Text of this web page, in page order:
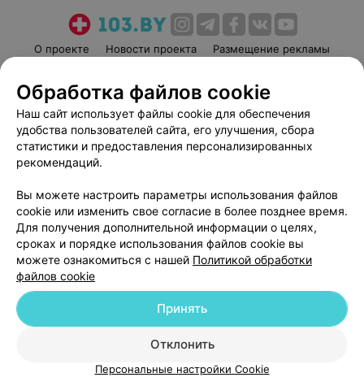
О проекте Новости проекта
Размещение рекламы
Пользовательское соглашение
Способы оплаты
Вакансии
Партнеры
Написать руководителю 103.by
Обработка персональных данных
© 2026 ООО «Артокс Лаб», УНП 191700409
| 220012, Республика Беларусь,
г. Минск, улица Толбухина, 2, пом. 16 | help@103.by
Служба поддержки +375 291212755
Обработка файлов cookie
Наш сайт использует файлы cookie для обеспечения
удобства пользователей сайта, его улучшения, сбора
статистики и предоставления персонализированных
рекомендаций.
Вы можете настроить параметры использования файлов
cookie или изменить свое согласие в более позднее время.
Для получения дополнительной информации о целях,
сроках и порядке использования файлов cookie вы
можете ознакомиться с нашей Политикой обработки
файлов cookie
Отклонить
Принять
Персональные настройки Cookie